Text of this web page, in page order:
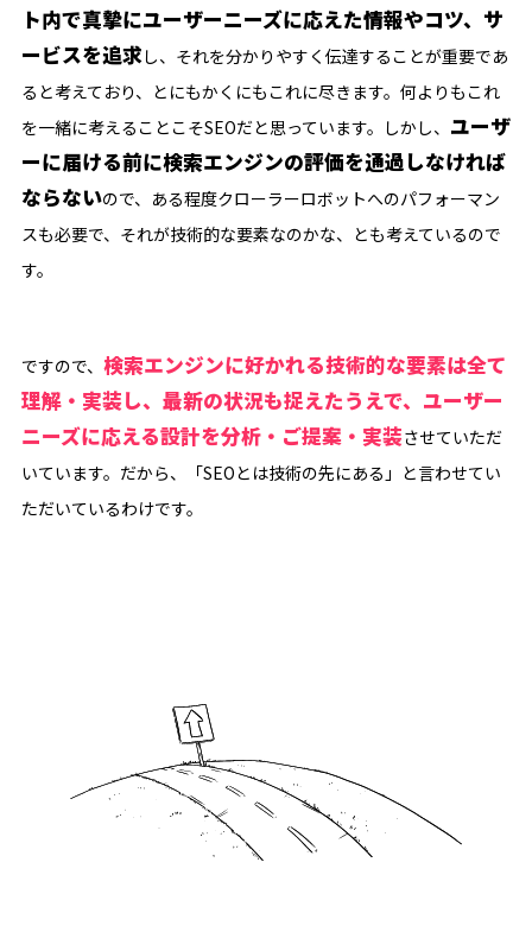
ト内で真摯にユーザーニーズに応えた情報やコツ、サ
ービスを追求し、それを分かりやすく伝達することが重要であ
ると考えており、とにもかくにもこれに尽きます。何よりもこれ
を一緒に考えることこそSEOだと思っています。しかし、 ユーザ
ーに届ける前に検索エンジンの評価を通過しなければ
ならないので、ある程度クローラーロボットへのパフォーマン
スも必要で、それが技術的な要素なのかな、とも考えているので
す。
ですので、 検索エンジンに好かれる技術的な要素は全て
理解・実装し、最新の状況も捉えたうえで、ユーザー
ニーズに応える設計を分析・ご提案・実装させていただ
いています。だから、「SEOとは技術の先にある」と言わせてい
ただいているわけです。